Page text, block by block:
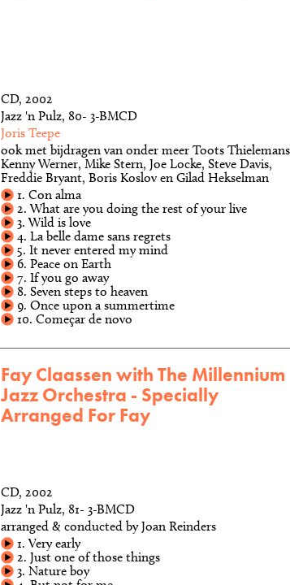
CD, 2002
Jazz 'n Pulz, 80- 3-BMCD
Joris Teepe
ook met bijdragen van onder meer Toots
Kenny Werner, Mike Stern, Joe Locke, Steve Davis,
Freddie Bryant, Boris Koslov en Gilad Hekselman
1. Con alma
2. What are you doing the rest of your live
3. Wild is love
4. La belle dame sans regrets
5. It never entered my mind
6. Peace on Earth
7. If you go away
8. Seven steps to heaven
9. Once upon a summertime
10. Começar de novo
Fay Claassen with The Millennium
Jazz Orchestra - Specially
Arranged For Fay
CD, 2002
Jazz 'n Pulz, 81- 3-BMCD
arranged & conducted by Joan Reinders
1. Very early
2. Just one of those things
3. Nature boy